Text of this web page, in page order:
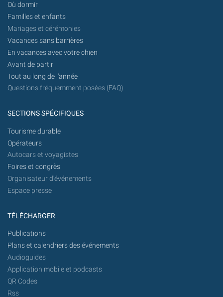
(1920
-
2012)
-
Où dormir
Familles et enfants
Mariages et cérémonies
Vacances sans barrières
En vacances avec votre chien
Avant de partir
Tout au long de l'année
Questions fréquemment posées (FAQ)
SECTIONS SPÉCIFIQUES
Tourisme durable
Opérateurs
Autocars et voyagistes
Foires et congrès
Organisateur d'événements
Espace presse
TÉLÉCHARGER
Publications
Plans et calendriers des événements
Audioguides
Application mobile et podcasts
QR Codes
Rss